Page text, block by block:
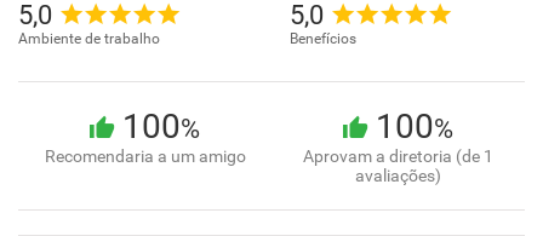
5,0
Ambiente de trabalho
5,0
Benefícios
100%
Recomendaria a um amigo
100%
Aprovam a diretoria (de 1
avaliações)